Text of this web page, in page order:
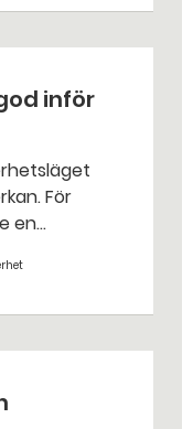
inför
För
en
det kan